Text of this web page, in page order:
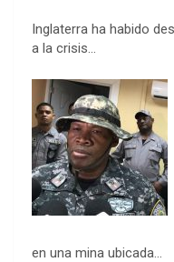
Inglaterra ha habido
a la crisis…
en una mina ubicada…